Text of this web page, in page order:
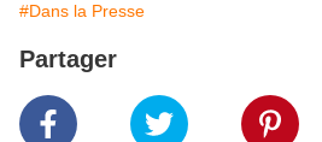
#Dans la Presse
Partager